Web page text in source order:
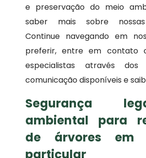
e preservação do meio
saber mais sobre nossas
Continue navegando em
preferir, entre em contato
especialistas através
comunicação disponíveis e
Segurança
ambiental para
de árvores em
particular